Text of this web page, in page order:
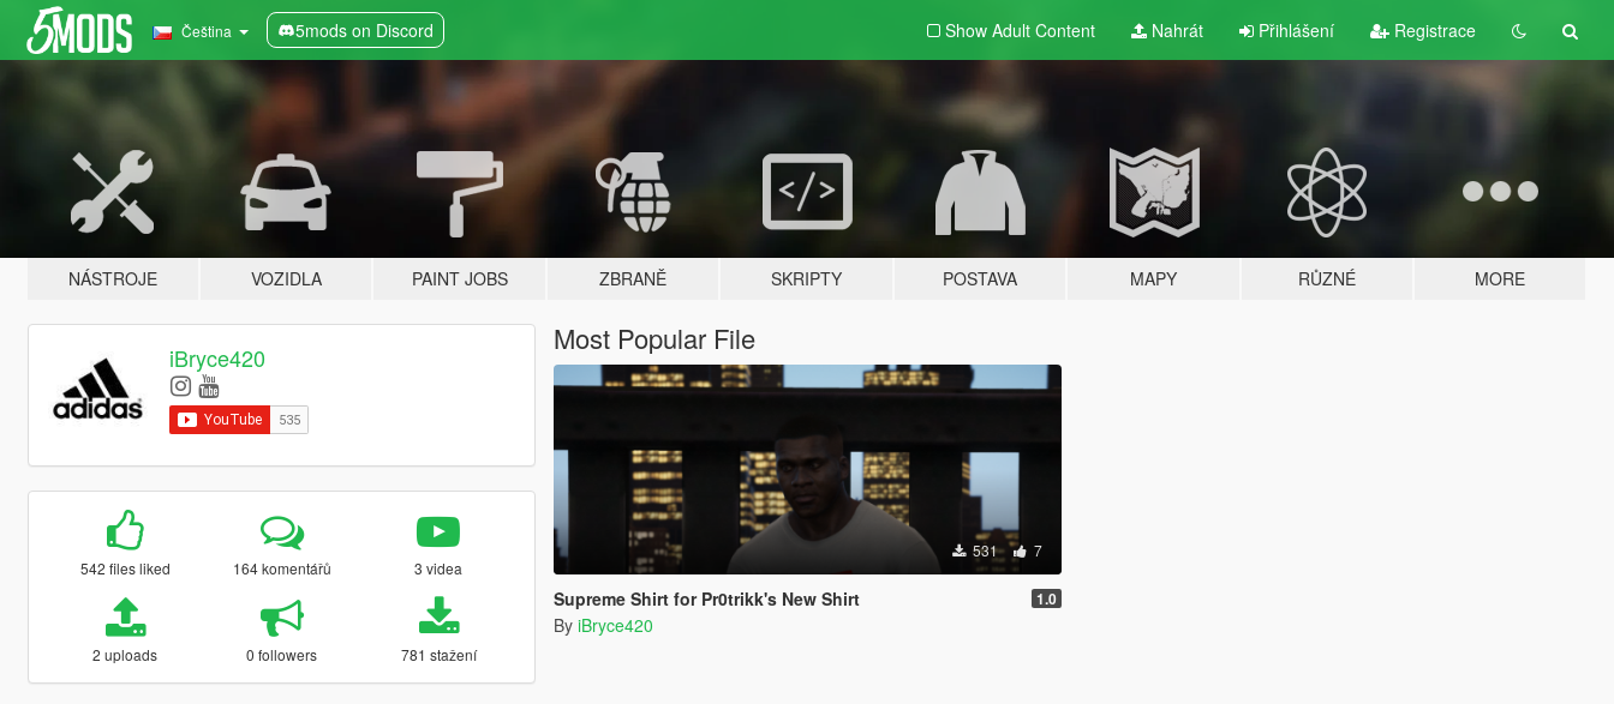
Čeština 5mods on Discord Show Adult Content Nahrát Přihlášení Registrace
NÁSTROJE VOZIDLA PAINT JOBS ZBRANĚ SKRIPTY POSTAVA MAPY RŮZNÉ MORE
iBryce420
542 files liked 164 komentářů 3 videa
2 uploads 0 followers 781 stažení
Most Popular File
531 7
Supreme Shirt for Pr0trikk's New Shirt 1.0
By iBryce420